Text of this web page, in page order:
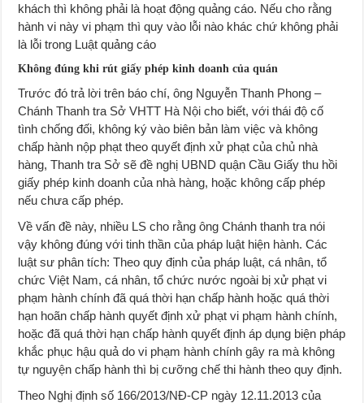
khách thì không phải là hoạt động quảng cáo. Nếu cho rằng
hành vi này vi phạm thì quy vào lỗi nào khác chứ không phải
là lỗi trong Luật quảng cáo
Không đúng khi rút giấy phép kinh doanh của quán
Trước đó trả lời trên báo chí, ông Nguyễn Thanh Phong –
Chánh Thanh tra Sở VHTT Hà Nội cho biết, với thái độ cố
tình chống đối, không ký vào biên bản làm việc và không
chấp hành nộp phạt theo quyết định xử phạt của chủ nhà
hàng, Thanh tra Sở sẽ đề nghị UBND quận Cầu Giấy thu hồi
giấy phép kinh doanh của nhà hàng, hoặc không cấp phép
nếu chưa cấp phép.
Về vấn đề này, nhiều LS cho rằng ông Chánh thanh tra nói
vậy không đúng với tinh thần của pháp luật hiện hành. Các
luật sư phân tích: Theo quy định của pháp luật, cá nhân, tổ
chức Việt Nam, cá nhân, tổ chức nước ngoài bị xử phạt vi
phạm hành chính đã quá thời hạn chấp hành hoặc quá thời
hạn hoãn chấp hành quyết định xử phạt vi phạm hành chính,
hoặc đã quá thời hạn chấp hành quyết định áp dụng biện pháp
khắc phục hậu quả do vi phạm hành chính gây ra mà không
tự nguyện chấp hành thì bị cưỡng chế thi hành theo quy định.
Theo Nghị định số 166/2013/NĐ-CP ngày 12.11.2013 của